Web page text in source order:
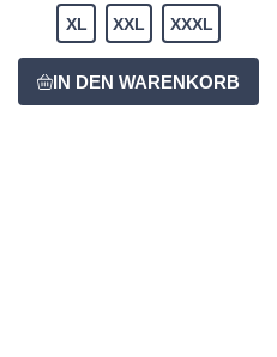
XL XXL XXXL